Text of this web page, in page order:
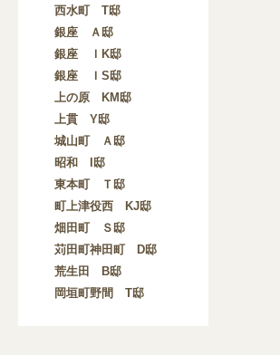
西水町 T邸
銀座 Ａ邸
銀座 ＩK邸
銀座 ＩS邸
上の原 KM邸
上貫 Y邸
城山町 Ａ邸
昭和 I邸
東本町 Ｔ邸
町上津役西 KJ邸
畑田町 Ｓ邸
苅田町神田町 D邸
荒生田 B邸
岡垣町野間 T邸